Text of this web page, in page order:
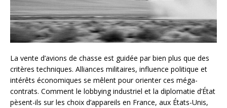
La vente d’avions de chasse est guidée par bien plus que des
critères techniques. Alliances militaires, influence politique et
intérêts économiques se mêlent pour orienter ces méga-
contrats. Comment le lobbying industriel et la diplomatie d’État
pèsent-ils sur les choix d’appareils en France, aux États-Unis,